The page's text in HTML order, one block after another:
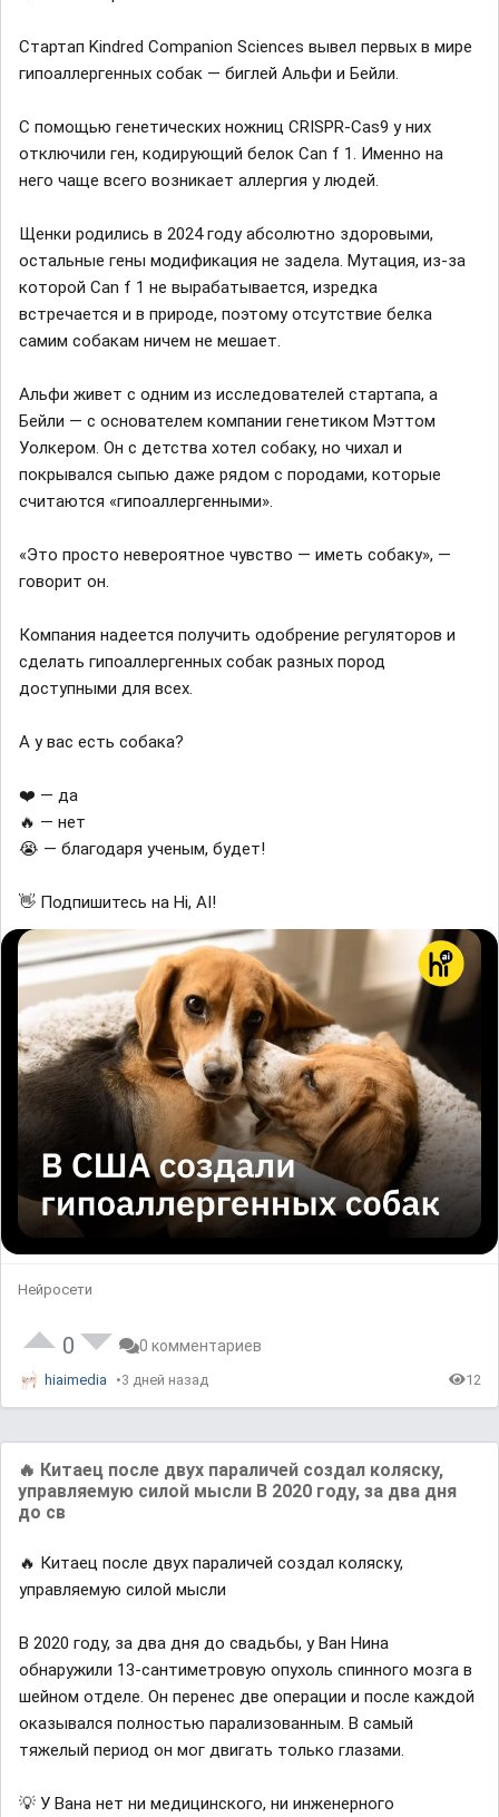
Стартап Kindred Companion Sciences вывел первых в мире
гипоаллергенных собак — биглей Альфи и Бейли.
С помощью генетических ножниц CRISPR-Cas9 у них
отключили ген, кодирующий белок Can f 1. Именно на
него чаще всего возникает аллергия у людей.
Щенки родились в 2024 году абсолютно здоровыми,
остальные гены модификация не задела. Мутация, из-за
которой Can f 1 не вырабатывается, изредка
встречается и в природе, поэтому отсутствие белка
самим собакам ничем не мешает.
Альфи живет с одним из исследователей стартапа, а
Бейли — с основателем компании генетиком Мэттом
Уолкером. Он с детства хотел собаку, но чихал и
покрывался сыпью даже рядом с породами, которые
считаются «гипоаллергенными».
«Это просто невероятное чувство — иметь собаку», —
говорит он.
Компания надеется получить одобрение регуляторов и
сделать гипоаллергенных собак разных пород
доступными для всех.
А у вас есть собака?
❤️ — да
🔥 — нет
😭 — благодаря ученым, будет!
👋 Подпишитесь на Hi, AI!
Нейросети
0 0 комментариев
hiaimedia 3 дней назад 12
🔥 Китаец после двух параличей создал коляску,
управляемую силой мысли В 2020 году, за два дня
до св
🔥 Китаец после двух параличей создал коляску,
управляемую силой мысли
В 2020 году, за два дня до свадьбы, у Ван Нина
обнаружили 13-сантиметровую опухоль спинного мозга в
шейном отделе. Он перенес две операции и после каждой
оказывался полностью парализованным. В самый
тяжелый период он мог двигать только глазами.
💡 У Вана нет ни медицинского, ни инженерного